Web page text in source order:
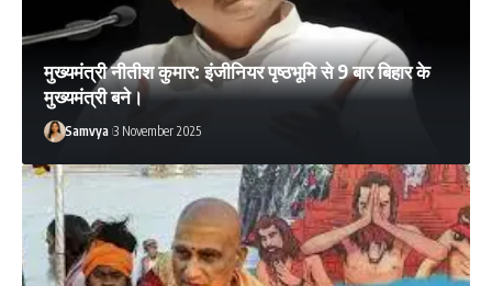
मुख्यमंत्री नीतीश कुमार: इंजीनियर पृष्ठभूमि से 9 बार बिहार के
मुख्यमंत्री बने।
Samvya 3 November 2025